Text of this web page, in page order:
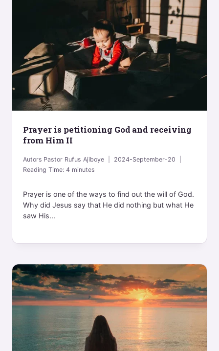
Prayer is petitioning God and receiving
from Him II
Autors Pastor Rufus Ajiboye
2024-September-20
Reading Time:4 minutes
Prayer is one of the ways to find out the will of God.
Why did Jesus say that He did nothing but what He
saw His...